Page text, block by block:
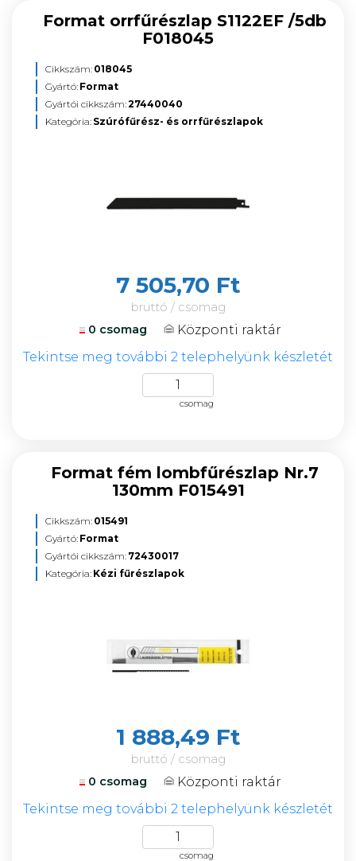
Format orrfűrészlap S1122EF /5db
F018045
Cikkszám: 018045
Gyártó: Format
Gyártói cikkszám:27440040
Kategória: Szúrófűrész- és orrfűrészlapok
7 505,70 Ft
bruttó / csomag
0 csomag
Központi raktár
Tekintse meg további 2 telephelyünk készletét
csomag
Format fém lombfűrészlap Nr.7
130mm F015491
Cikkszám: 015491
Gyártó: Format
Gyártói cikkszám: 72430017
Kategória: Kézi fűrészlapok
1 888,49 Ft
bruttó / csomag
0 csomag
Központi raktár
Tekintse meg további 2 telephelyünk készletét
csomag